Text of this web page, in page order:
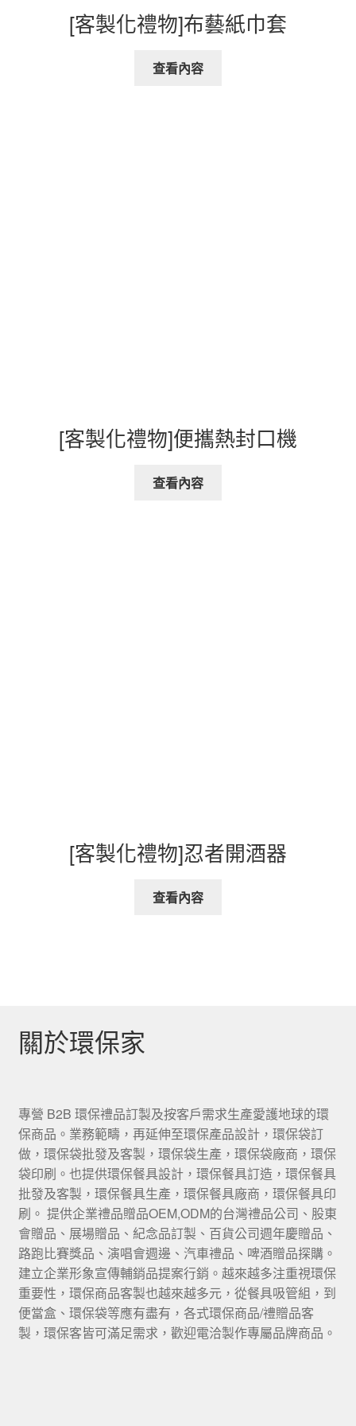
[客製化禮物]布藝紙巾套
查看內容
[客製化禮物]便攜熱封口機
查看內容
[客製化禮物]忍者開酒器
查看內容
關於環保家
專營 B2B 環保禮品訂製及按客戶需求生產愛護地球的環
保商品。業務範疇，再延伸至環保產品設計，環保袋訂
做，環保袋批發及客製，環保袋生產，環保袋廠商，環保
袋印刷。也提供環保餐具設計，環保餐具訂造，環保餐具
批發及客製，環保餐具生產，環保餐具廠商，環保餐具印
刷。 提供企業禮品贈品OEM,ODM的台灣禮品公司、股東
會贈品、展場贈品、紀念品訂製、百貨公司週年慶贈品、
路跑比賽獎品、演唱會週邊、汽車禮品、啤酒贈品探購。
建立企業形象宣傳輔銷品提案行銷。越來越多注重視環保
重要性，環保商品客製也越來越多元，從餐具吸管組，到
便當盒、環保袋等應有盡有，各式環保商品/禮贈品客
製，環保客皆可滿足需求，歡迎電洽製作專屬品牌商品。